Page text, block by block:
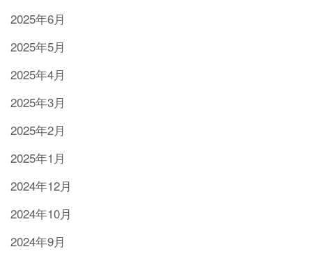
2025年6月
2025年5月
2025年4月
2025年3月
2025年2月
2025年1月
2024年12月
2024年10月
2024年9月